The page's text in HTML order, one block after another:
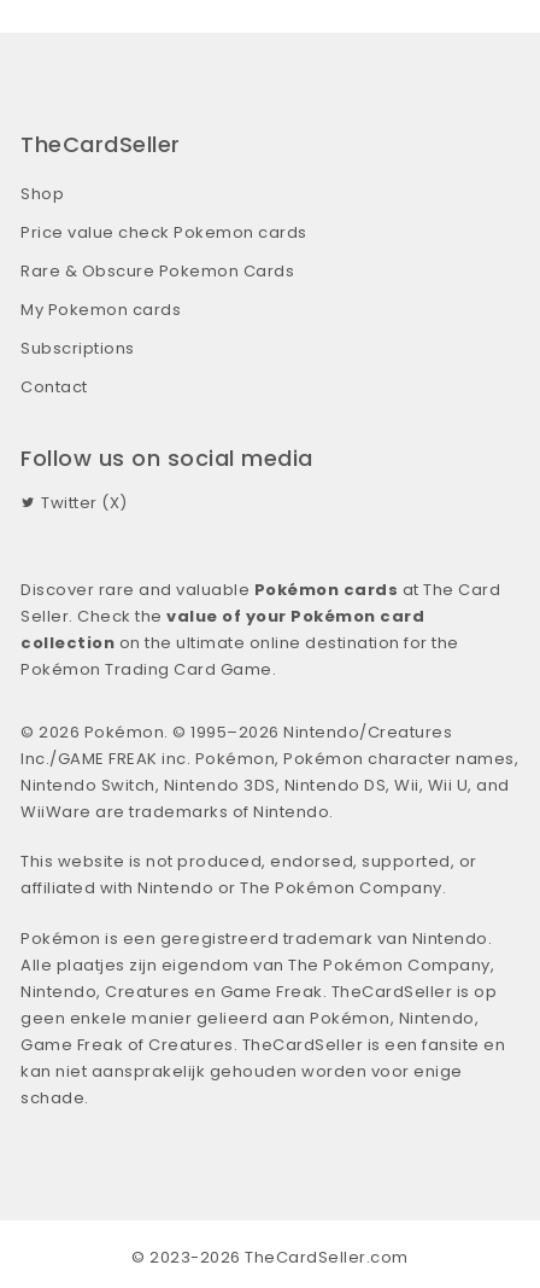
TheCardSeller
Shop
Price value check Pokemon cards
Rare & Obscure Pokemon Cards
My Pokemon cards
Subscriptions
Contact
Follow us on social media
Twitter (X)
Discover rare and valuable Pokémon cards at The Card
Seller. Check thevalue of your Pokémon card
collection on the ultimate online destination for the
Pokémon Trading Card Game.
© 2026 Pokémon. © 1995–2026 Nintendo/Creatures
Inc./GAME FREAK inc. Pokémon, Pokémon character names,
Nintendo Switch, Nintendo 3DS, Nintendo DS, Wii, Wii U, and
WiiWare are trademarks of Nintendo.
This website is not produced, endorsed, supported, or
affiliated with Nintendo or The Pokémon Company.
Pokémon is een geregistreerd trademark van Nintendo.
Alle plaatjes zijn eigendom van The Pokémon Company,
Nintendo, Creatures en Game Freak. TheCardSeller is op
geen enkele manier gelieerd aan Pokémon, Nintendo,
Game Freak of Creatures. TheCardSeller is een fansite en
kan niet aansprakelijk gehouden worden voor enige
schade.
© 2023-2026 TheCardSeller.com